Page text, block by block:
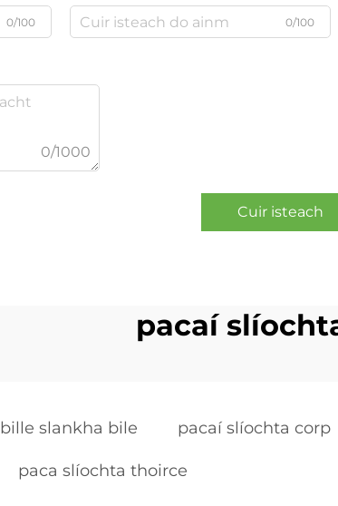
0/100 0/100
0/1000
Cuir isteach
pacaí
bille slankha bile pacaí slíochta corp
paca slíochta thoirce